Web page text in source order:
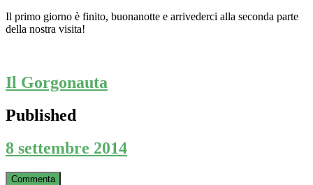
Il primo giorno è finito, buonanotte e arrivederci alla seconda parte
della nostra visita!
Il Gorgonauta
Published
8 settembre 2014
Commenta